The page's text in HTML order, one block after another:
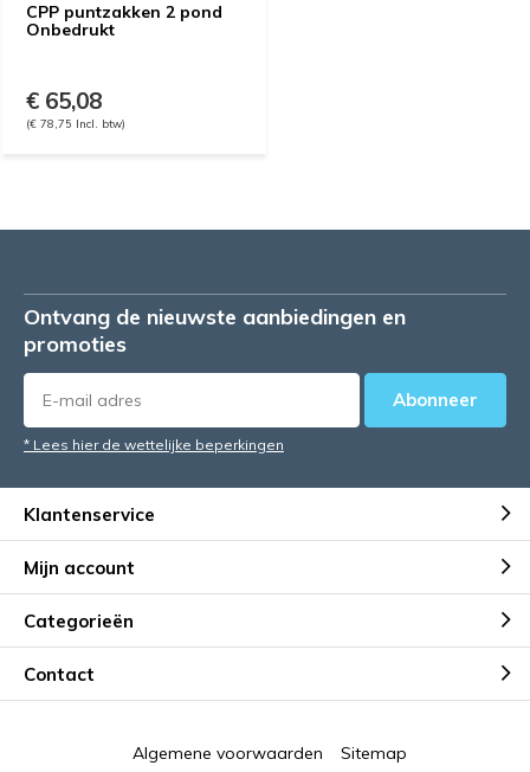
CPP puntzakken 2 pond
Onbedrukt
€ 65,08
(€ 78,75 Incl. btw)
Ontvang de nieuwste aanbiedingen en
promoties
Abonneer
* Lees hier de wettelijke beperkingen
Klantenservice
Mijn account
Categorieën
Contact
Algemene voorwaarden Sitemap